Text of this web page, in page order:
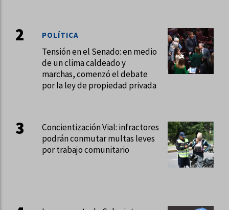
Tensión en el Senado: en medio
de un clima caldeado y
marchas, comenzó el debate
por la ley de propiedad privada
POLÍTICA
Concientización Vial: infractores
podrán conmutar multas leves
por trabajo comunitario